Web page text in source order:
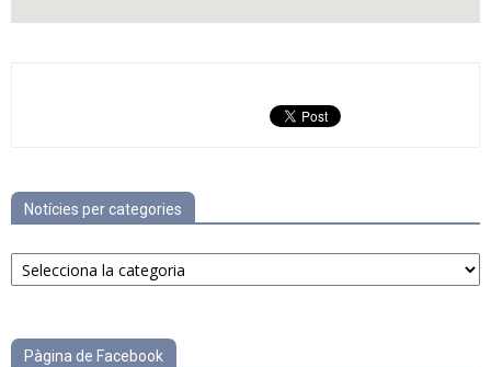
Notícies per categories
Notícies
per
Pàgina de Facebook